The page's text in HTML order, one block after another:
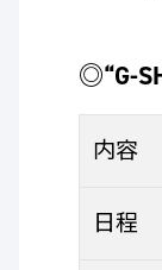
◎“G-
内容
日程